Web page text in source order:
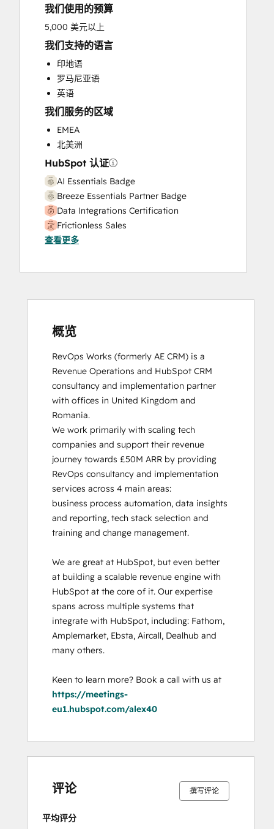
HubSpot Onboarding
Knowledge Base Development
Marketing Hub Enterprise Onboarding
Marketing Hub Professional Onboarding
Programmable Automation
Sales and Marketing Alignment
Sales Coaching and Training
Sales Enablement
Sales Hub Enterprise Onboarding
Sales Hub Professional Onboarding
Service Hub Enterprise Onboarding
Service Hub Professional Onboarding
我们使用的预算
5,000 美元以上
我们支持的语言
印地语
罗马尼亚语
英语
我们服务的区域
EMEA
北美洲
HubSpot 认证
AI Essentials Badge
Breeze Essentials Partner Badge
Data Integrations Certification
Frictionless Sales
HubSpot Implementation for Partners
Certification
Inbound
Platform Consulting
查看更多
概览
RevOps Works (formerly AE CRM) is a
Revenue Operations and HubSpot CRM
consultancy and implementation partner
with offices in United Kingdom and
Romania.
We work primarily with scaling tech
companies and support their revenue
journey towards £50M ARR by providing
RevOps consultancy and implementation
services across 4 main areas:
business process automation, data insights
and reporting, tech stack selection and
training and change management.
We are great at HubSpot, but even better
at building a scalable revenue engine with
HubSpot at the core of it. Our expertise
spans across multiple systems that
integrate with HubSpot, including: Fathom,
Amplemarket, Ebsta, Aircall, Dealhub and
many others.
https://meetings-
eu1.hubspot.com/alex40
评论 撰写评论
平均评分
成
成
成
成
成